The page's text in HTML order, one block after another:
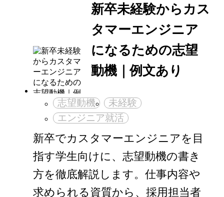
新卒未経験からカス
タマーエンジニア
になるための志望
動機｜例文あり
志望動機
未経験
エンジニア就活
新卒でカスタマーエンジニアを目
指す学生向けに、志望動機の書き
方を徹底解説します。仕事内容や
求められる資質から、採用担当者